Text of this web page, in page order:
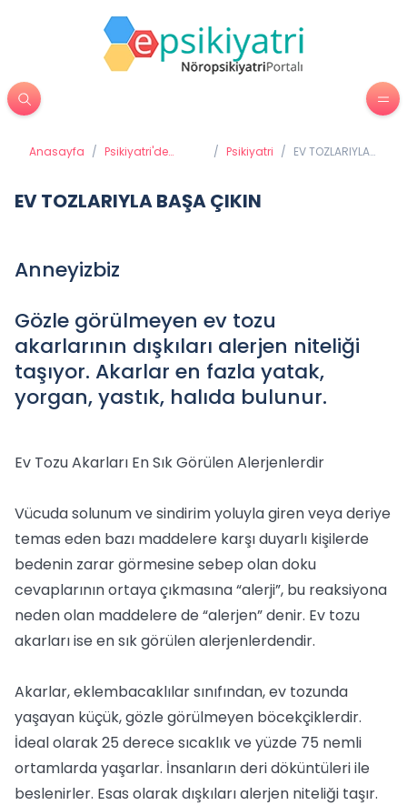
Anasayfa / Psikiyatri'de
/ Psikiyatri / EV TOZLARIYLA
EV TOZLARIYLA BAŞA ÇIKIN
Anneyizbiz
Gözle görülmeyen ev tozu
akarlarının dışkıları alerjen niteliği
taşıyor. Akarlar en fazla yatak,
yorgan, yastık, halıda bulunur.
Ev Tozu Akarları En Sık Görülen Alerjenlerdir
Vücuda solunum ve sindirim yoluyla giren veya deriye
temas eden bazı maddelere karşı duyarlı kişilerde
bedenin zarar görmesine sebep olan doku
cevaplarının ortaya çıkmasına “alerji”, bu reaksiyona
neden olan maddelere de “alerjen” denir. Ev tozu
akarları ise en sık görülen alerjenlerdendir.
Akarlar, eklembacaklılar sınıfından, ev tozunda
yaşayan küçük, gözle görülmeyen böcekçiklerdir.
İdeal olarak 25 derece sıcaklık ve yüzde 75 nemli
ortamlarda yaşarlar. İnsanların deri döküntüleri ile
beslenirler. Esas olarak dışkıları alerjen niteliği taşır.